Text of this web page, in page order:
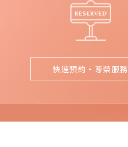
快速預約・尊榮服務